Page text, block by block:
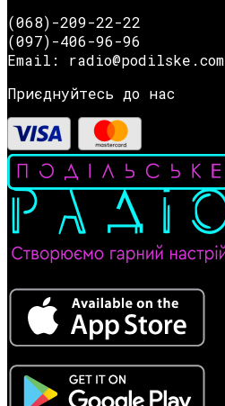
(068)-209-22-22
(097)-406-96-96
Email: radio@podilske.com
Приєднуйтесь до нас